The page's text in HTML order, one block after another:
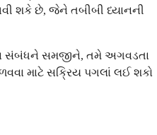
શકે છે, જેને તબીબી ધ્યાનની
સંબંધને સમજીને, તમે અગવડતા
માટે સક્રિય પગલાં લઈ શકો